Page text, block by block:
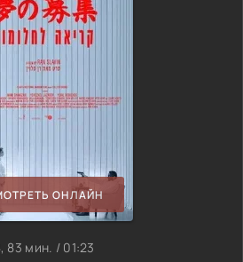
ОНЛАЙН
83 мин. / 01:23